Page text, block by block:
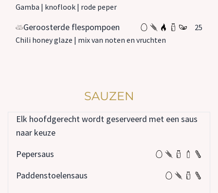
Gamba | knoflook | rode peper
Geroosterde flespompoen
25
Chili honey glaze | mix van noten en vruchten
SAUZEN
Elk hoofdgerecht wordt geserveerd met een saus
naar keuze
Pepersaus
Paddenstoelensaus